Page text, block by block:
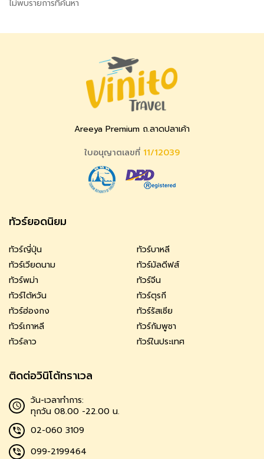
ไม่พบรายการที่ค้นหา
Areeya Premium ถ.ลาดปลาเค้า
ใบอนุญาตเลขที่ 11/12039
ทัวร์ยอดนิยม
ทัวร์ญี่ปุ่น
ทัวร์บาหลี
ทัวร์เวียดนาม
ทัวร์มัลดีฟส์
ทัวร์พม่า
ทัวร์จีน
ทัวร์ไต้หวัน
ทัวร์ตุรกี
ทัวร์ฮ่องกง
ทัวร์รัสเซีย
ทัวร์เกาหลี
ทัวร์กัมพูชา
ทัวร์ลาว
ทัวร์ในประเทศ
ติดต่อวินิโต้ทราเวล
วัน-เวลาทำการ:
ทุกวัน 08.00 -22.00 น.
02-060 3109
099-2199464